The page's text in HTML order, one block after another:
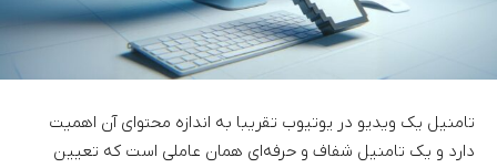
تامنیل یک ویدیو در یوتیوب تقریبا به اندازه محتوای آن اهمیت
دارد و یک تامنیل شفاف و حرفه‌ای همان عاملی است که تعیین